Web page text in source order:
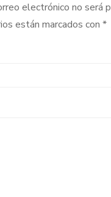
electrónico no será
están marcados con *